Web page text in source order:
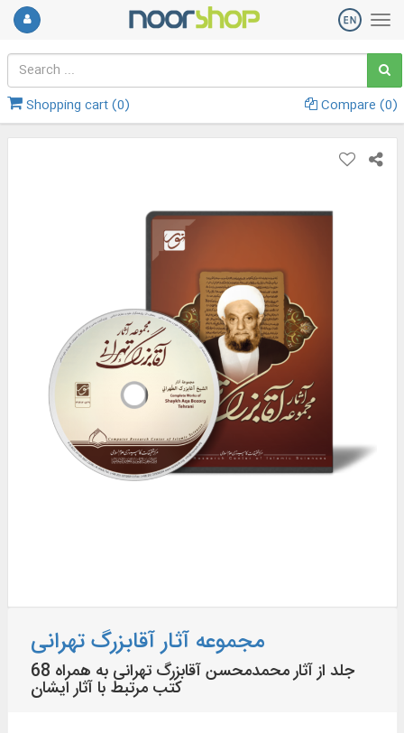
Shopping cart (0) Compare (0)
مجموعه آثار آقابزرگ تهرانی
68 جلد از آثار محمدمحسن آقابزرگ تهرانی به همراه
کتب مرتبط با آثار ایشان